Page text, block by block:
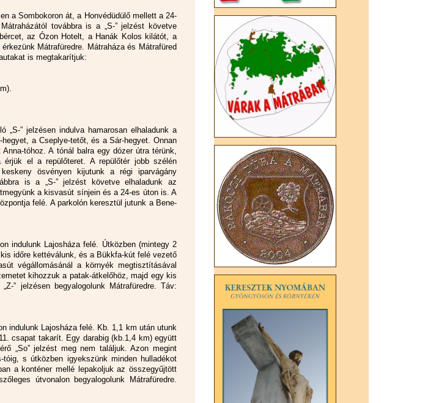
a Sombokoron át, a Honvédüdülő mellett a 24-
továbbra is a „S-” jelzést követve
az Ózon Hotelt, a Hanák Kolos kilátót, a
Mátrafüredre. Mátraháza és Mátrafüred
is megtakarítjuk:
„S-” jelzésen indulva hamarosan elhaladunk a
a Cseplye-tetőt, és a Sár-hegyet. Onnan
tóhoz. A tónál balra egy dózer útra térünk,
érjük el a repülőteret. A repülőtér jobb szélén
ösvényen kijutunk a régi iparvágány
is a „S-” jelzést követve elhaladunk az
a kisvasút sínjein és a 24-es úton is. A
felé. A parkolón keresztül jutunk a Bene-
indulunk Lajosháza felé. Útközben (mintegy 2
időre kettéválunk, és a Bükkfa-kút felé vezető
végállomásánál a környék megtisztításával
kihozzuk a patak-átkelőhöz, majd egy kis
” jelzésen begyalogolunk Mátrafüredre. Táv:
indulunk Lajosháza felé. Kb. 1,1 km után utunk
csapat takarít. Egy darabig (kb.1,4 km) együtt
„So” jelzést meg nem találjuk. Azon megint
s útközben igyekszünk minden hulladékot
a konténer mellé lepakoljuk az összegyűjtött
útvonalon begyalogolunk Mátrafüredre.